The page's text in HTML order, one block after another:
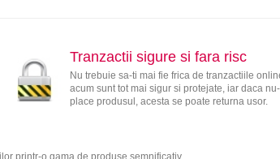
Tranzactii sigure si fara risc
Nu trebuie sa-ti mai fie frica de tranzactiile
acum sunt tot mai sigur si protejate, iar daca
place produsul, acesta se poate returna usor.
printr-o gama de produse semnificativ